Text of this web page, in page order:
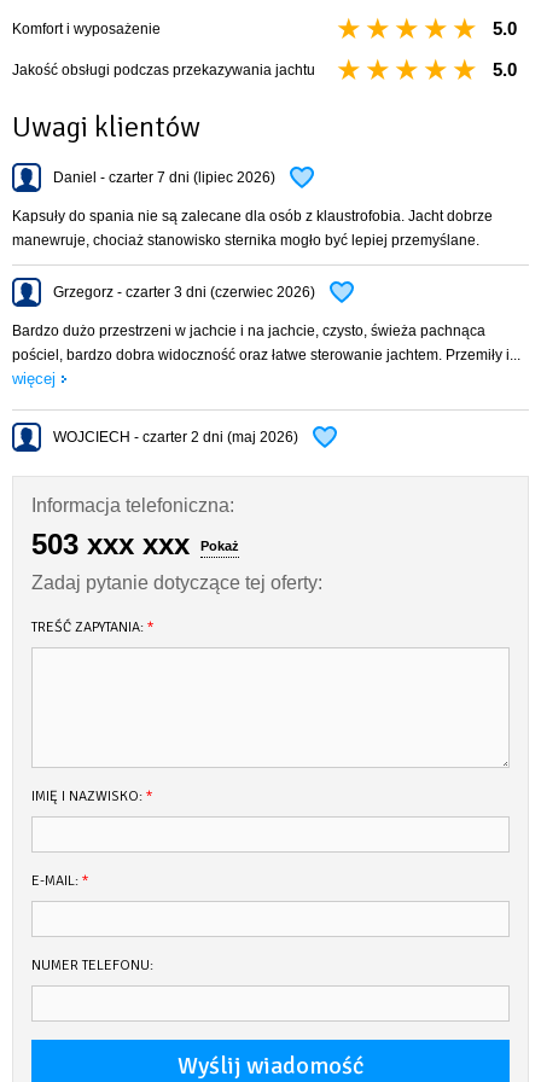
Komfort i wyposażenie 5.0
Jakość obsługi podczas przekazywania jachtu 5.0
Uwagi klientów
Daniel - czarter 7 dni (lipiec 2026)
Kapsuły do spania nie są zalecane dla osób z klaustrofobia. Jacht dobrze
manewruje, chociaż stanowisko sternika mogło być lepiej przemyślane.
Grzegorz - czarter 3 dni (czerwiec 2026)
Bardzo dużo przestrzeni w jachcie i na jachcie, czysto, świeża pachnąca
pościel, bardzo dobra widoczność oraz łatwe sterowanie jachtem. Przemiły i...
więcej
WOJCIECH - czarter 2 dni (maj 2026)
Informacja telefoniczna:
503 xxx xxx Pokaż
Zadaj pytanie dotyczące tej oferty:
TREŚĆ ZAPYTANIA: *
IMIĘ I NAZWISKO: *
E-MAIL: *
NUMER TELEFONU: